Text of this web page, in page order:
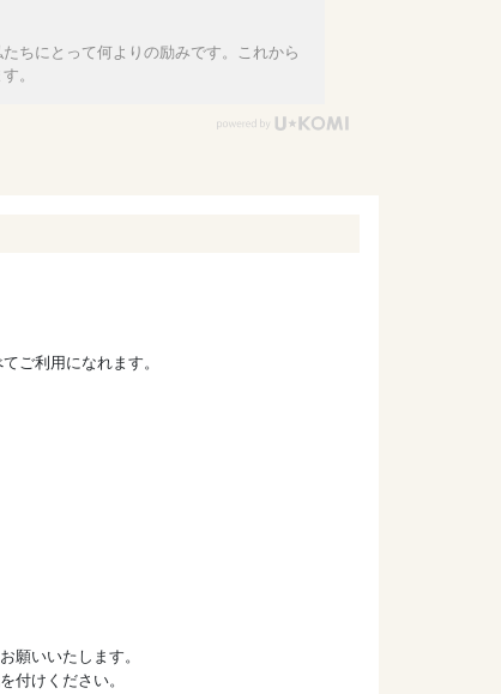
ちにとって何よりの励みです。これから
。
ご利用になれます。
願いいたします。
付けください。